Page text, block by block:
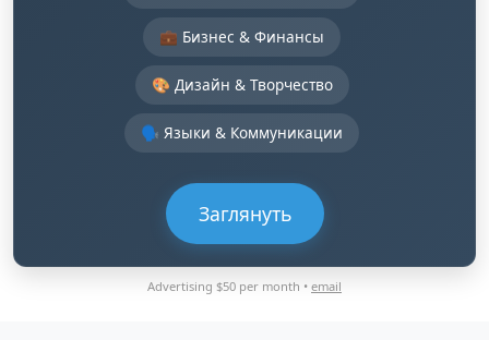
💼 Бизнес & Финансы
🎨 Дизайн & Творчество
🗣️ Языки & Коммуникации
Заглянуть
Advertising $50 per month • email